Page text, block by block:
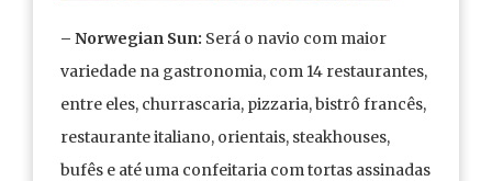
– Norwegian Sun: Será o navio com maior
variedade na gastronomia, com 14 restaurantes,
entre eles, churrascaria, pizzaria, bistrô francês,
restaurante italiano, orientais, steakhouses,
bufês e até uma confeitaria com tortas assinadas